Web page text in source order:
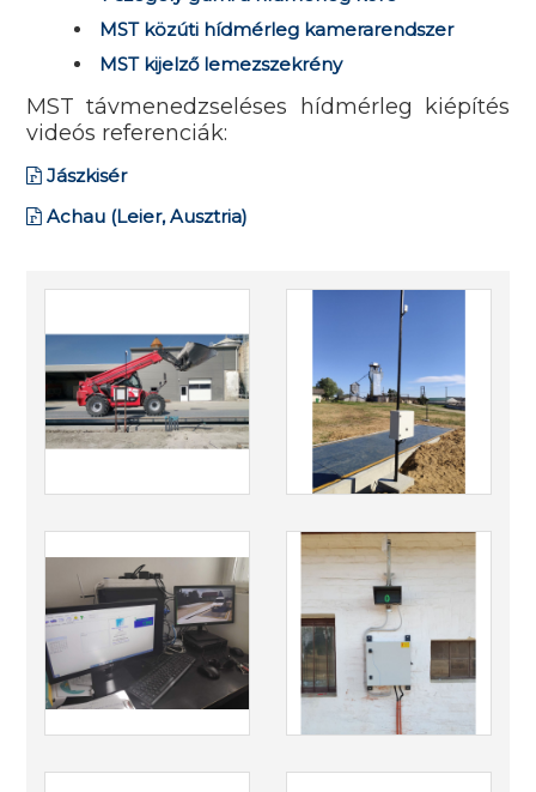
MST közúti hídmérleg kamerarendszer
MST kijelző lemezszekrény
MST távmenedzseléses hídmérleg kiépítés
videós referenciák:
Jászkisér
Achau (Leier, Ausztria)